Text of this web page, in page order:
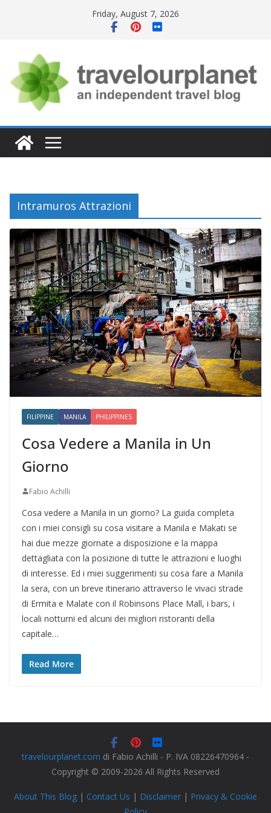
Friday, August 7, 2026
Intramuros Attrazioni
FILIPPINE MANILA PHILIPPINES
Cosa Vedere a Manila in Un
Giorno
Fabio Achilli
Cosa vedere a Manila in un giorno? La guida completa
con i miei consigli su cosa visitare a Manila e Makati se
hai due mezze giornate a disposizione e la mappa
dettagliata con la posizione di tutte le attrazioni e luoghi
di interesse. Ed i miei suggerimenti su cosa fare a Manila
la sera, con un breve itinerario attraverso le vivaci strade
di Ermita e Malate con il Robinsons Place Mall, i bars, i
locali notturni ed alcuni dei migliori ristoranti della
capitale…
Read More
travelourplanet.com di Fabio Achilli - P. IVA 08226470964 -
Copyright © 2009-2026 All Rights Reserved
About This Blog | Contact Us | Disclaimer | Privacy & Cookie